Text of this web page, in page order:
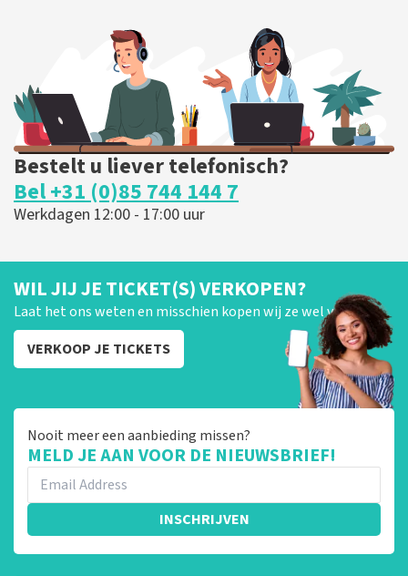
Bestelt u liever telefonisch?
Bel +31 (0)85 744 144 7
Werkdagen 12:00 - 17:00 uur
WIL JIJ JE TICKET(S) VERKOPEN?
Laat het ons weten en misschien kopen wij ze wel van je!
VERKOOP JE TICKETS
Nooit meer een aanbieding missen?
MELD JE AAN VOOR DE NIEUWSBRIEF!
INSCHRIJVEN